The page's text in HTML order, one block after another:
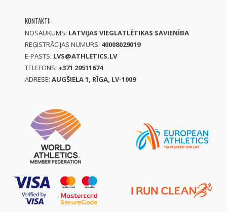
KONTAKTI:
NOSAUKUMS: LATVIJAS VIEGLATLĒTIKAS SAVIENĪBA
REĢISTRĀCIJAS NUMURS: 40008029019
E-PASTS: LVS@ATHLETICS.LV
TELEFONS: +371 29511674
ADRESE: AUGŠIELA 1, RĪGA, LV-1009